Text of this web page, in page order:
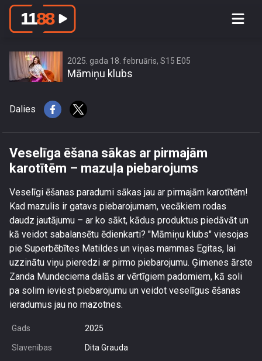
Veselīga ēšana sākas ar pirmajām
2025. gada 18. februāris, S15 E05
Māmiņu klubs
Dalies
Veselīga ēšana sākas ar pirmajām
karotītēm – mazuļa piebarojums
Veselīgi ēšanas paradumi sākas jau ar pirmajām karotītēm!
Kad mazulis ir gatavs piebarojumam, vecākiem rodas
daudz jautājumu – ar ko sākt, kādus produktus piedāvāt un
kā veidot sabalansētu ēdienkarti? "Māmiņu klubs" viesojas
pie Superbēbītes Matildes un viņas mammas Egitas, lai
uzzinātu viņu pieredzi ar pirmo piebarojumu. Ģimenes ārste
Zanda Mundeciema dalās ar vērtīgiem padomiem, kā soli
pa solim ieviest piebarojumu un veidot veselīgus ēšanas
ieradumus jau no mazotnes.
Gads 2025
Slavenības Dita Grauda